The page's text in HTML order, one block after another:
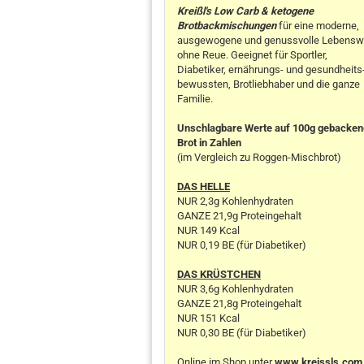
Kreißl's Low Carb & ketogene
Brotbackmischungenfür eine moderne,
ausgewogene und genussvolle
ohne Reue. Geeignet für Sportler,
Diabetiker, ernährungs- und
bewussten, Brotliebhaber und die ganze
Familie.
Unschlagbare Werte auf 100g
Brot in Zahlen
(im Vergleich zu Roggen-Mischbrot)
DAS HELLE
NUR 2,3g Kohlenhydraten
GANZE 21,9g Proteingehalt
NUR 149 Kcal
NUR 0,19 BE (für Diabetiker)
DAS KRÜSTCHEN
NUR 3,6g Kohlenhydraten
GANZE 21,8g Proteingehalt
NUR 151 Kcal
NUR 0,30 BE (für Diabetiker)